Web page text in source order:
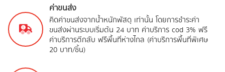
ค่าขนส่ง
คิดค่าขนส่งจากน้ำหนักพัสดุ เท่านั้น โดยการชำระค่า
ขนส่งผ่านระบบเริ่มต้น 24 บาท ค่าบริการ cod 3% ฟรี
ค่าบริการตีกลับ ฟรีพื้นที่ห่างไกล (ค่าบริการพื้นที่พิเศษ
20 บาท/ชิ้น)